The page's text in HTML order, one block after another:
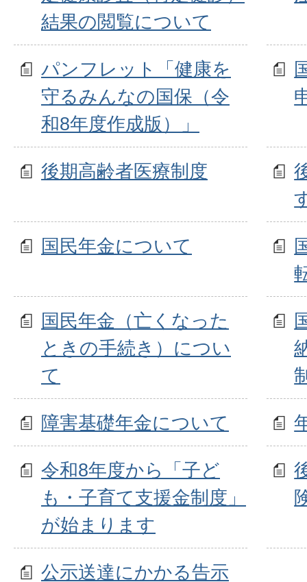
結果の閲覧について
パンフレット「健康を
守るみんなの国保（令
和8年度作成版）」
後期高齢者医療制度
国民年金について
国民年金（亡くなった
ときの手続き）につい
て
障害基礎年金について
令和8年度から「子ど
も・子育て支援金制度」
が始まります
公示送達にかかる告示